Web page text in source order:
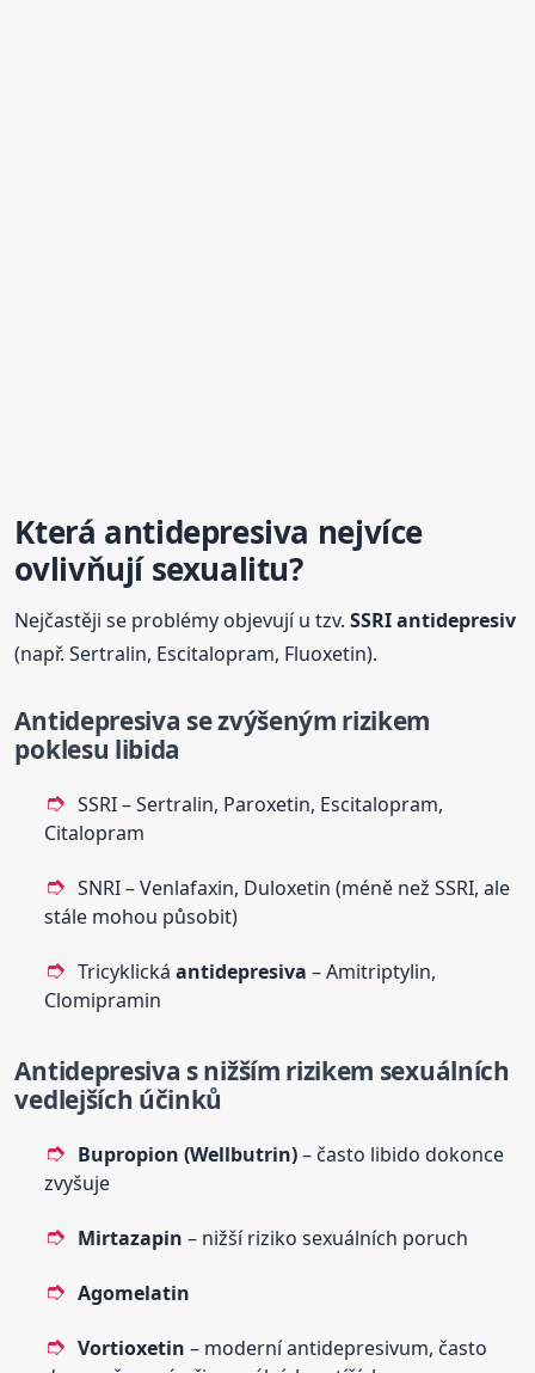
Která antidepresiva nejvíce
ovlivňují sexualitu?
Nejčastěji se problémy objevují u tzv.SSRI antidepresiv
(např. Sertralin, Escitalopram, Fluoxetin).
Antidepresiva se zvýšeným rizikem
poklesu libida
SSRI – Sertralin, Paroxetin, Escitalopram,
Citalopram
SNRI – Venlafaxin, Duloxetin (méně než SSRI, ale
stále mohou působit)
Tricyklickáantidepresiva – Amitriptylin,
Clomipramin
Antidepresiva s nižším rizikem sexuálních
vedlejších účinků
Bupropion (Wellbutrin)– často libido dokonce
zvyšuje
Mirtazapin – nižší riziko sexuálních poruch
Agomelatin
Vortioxetin – moderní antidepresivum, často